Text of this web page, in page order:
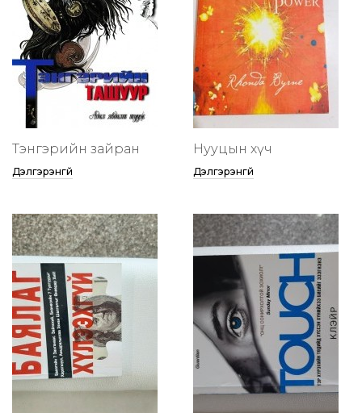
Тэнгэрийн зайран
Дэлгэрэнгүй
Нууцын хүч
Дэлгэрэнгүй